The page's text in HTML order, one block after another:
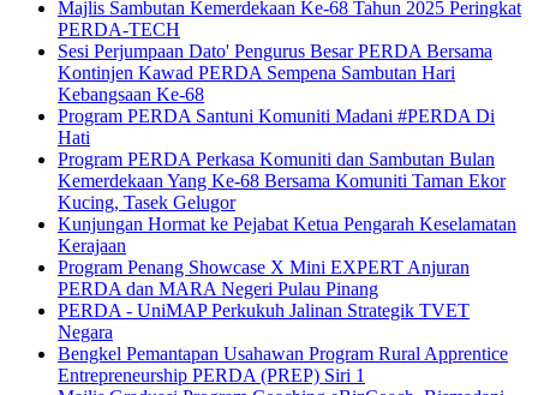
Majlis Sambutan Kemerdekaan Ke-68 Tahun 2025 Peringkat
PERDA-TECH
Sesi Perjumpaan Dato' Pengurus Besar PERDA Bersama
Kontinjen Kawad PERDA Sempena Sambutan Hari
Kebangsaan Ke-68
Program PERDA Santuni Komuniti Madani #PERDA Di
Hati
Program PERDA Perkasa Komuniti dan Sambutan Bulan
Kemerdekaan Yang Ke-68 Bersama Komuniti Taman Ekor
Kucing, Tasek Gelugor
Kunjungan Hormat ke Pejabat Ketua Pengarah Keselamatan
Kerajaan
Program Penang Showcase X Mini EXPERT Anjuran
PERDA dan MARA Negeri Pulau Pinang
PERDA - UniMAP Perkukuh Jalinan Strategik TVET
Negara
Bengkel Pemantapan Usahawan Program Rural Apprentice
Entrepreneurship PERDA (PREP) Siri 1